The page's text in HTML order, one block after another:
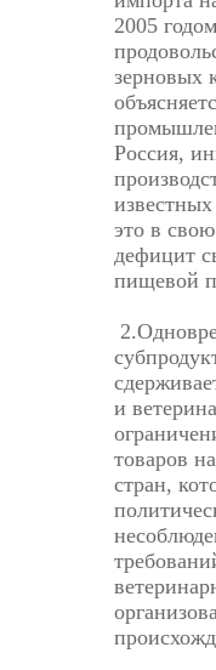
2005
зерновых
Россия,
это в
дефицит
пищевой
и
товаров
стран,